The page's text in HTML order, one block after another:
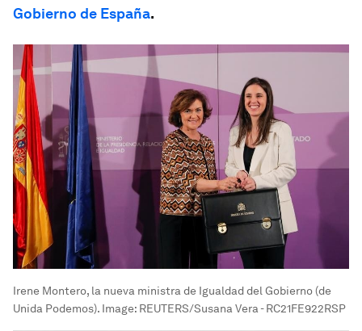
Gobierno de España.
Irene Montero, la nueva ministra de Igualdad del Gobierno (de
Unida Podemos). Image: REUTERS/Susana Vera - RC21FE922RSP